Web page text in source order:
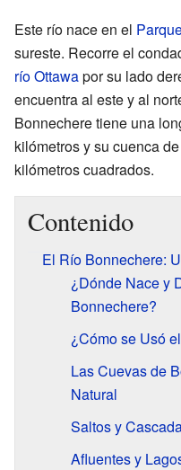
Este río nace en el
sureste. Recorre el
río Ottawapor su lado
encuentra al este y al
Bonnechere tiene una
kilómetros y su cuenca
kilómetros cuadrados.
Contenido
El Río Bonnechere:
¿Dónde Nace y
Bonnechere?
¿Cómo se Usó
Las Cuevas de
Natural
Saltos y
Afluentes y